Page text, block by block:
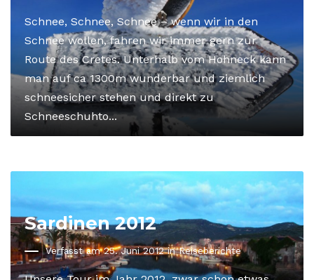
Schnee, Schnee, Schnee – wenn wir in den
Schnee wollen, fahren wir immer gern zur
Route des Cretes. Unterhalb vom Hohneck kann
man auf ca 1300m wunderbar und ziemlich
schneesicher stehen und direkt zu
Schneeschuhto...
Sardinen 2012
Verfasst am 25. Juni 2012 inReiseberichte